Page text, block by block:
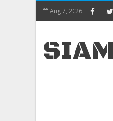
Aug 7, 2026